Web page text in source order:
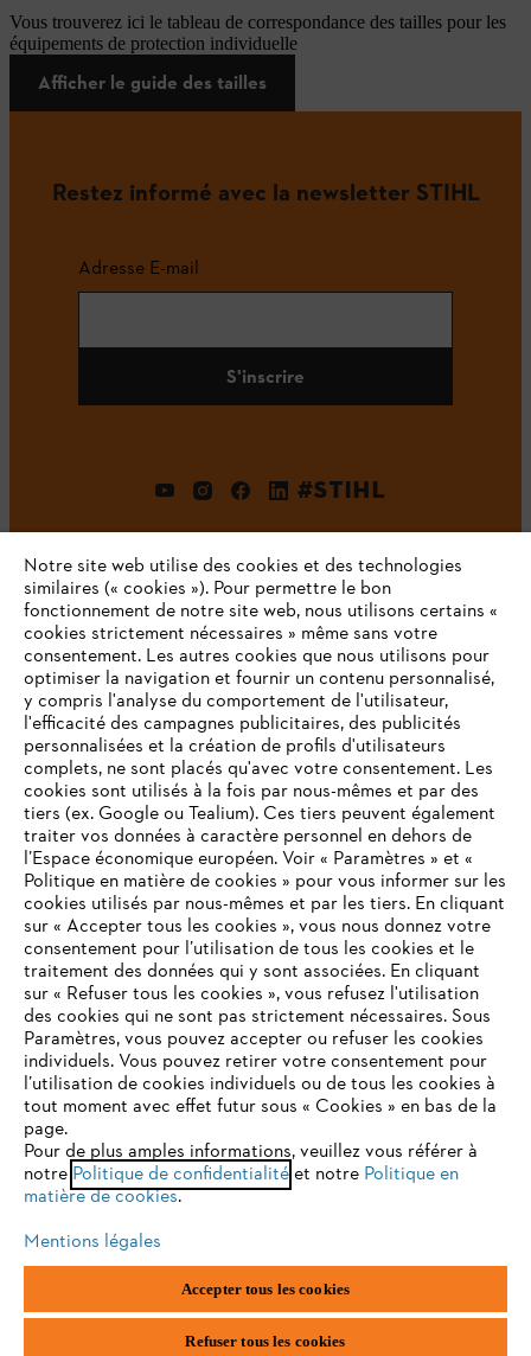
Vous trouverez ici le tableau de correspondance des tailles pour les
équipements de protection individuelle
Afficher le guide des tailles
Restez informé avec la newsletter STIHL
Adresse E-mail
S'inscrire
#STIHL
L'Entreprise
STIHL FAQ
Contact
Politique de protection des données
Mentions légales Utilisation des cookies
Informations juridiques
België/Belgique
VAT Number: BE 0427.714.768
VOTRE NAVIGATEUR INTERNET
N'EST PLUS PRIS EN CHARGE
Vous utilisez un navigateur Internet que nous ne prenons plus
en charge, et certaines fonctionnalités de notre site ne
peuvent fonctionner correctement. Pour une utilisation
optimale de notre site, nous vous recommandons de passer à
l'un des navigateurs suivants :
firefox chrome
edge
Notre site web utilise des cookies et des technologies
similaires (« cookies »). Pour permettre le bon
fonctionnement de notre site web, nous utilisons certains «
cookies strictement nécessaires » même sans votre
consentement. Les autres cookies que nous utilisons pour
optimiser la navigation et fournir un contenu personnalisé,
y compris l'analyse du comportement de l'utilisateur,
l'efficacité des campagnes publicitaires, des publicités
personnalisées et la création de profils d'utilisateurs
complets, ne sont placés qu'avec votre consentement. Les
cookies sont utilisés à la fois par nous-mêmes et par des
tiers (ex. Google ou Tealium). Ces tiers peuvent également
traiter vos données à caractère personnel en dehors de
l’Espace économique européen. Voir « Paramètres » et «
Politique en matière de cookies » pour vous informer sur les
cookies utilisés par nous-mêmes et par les tiers. En cliquant
sur « Accepter tous les cookies », vous nous donnez votre
consentement pour l’utilisation de tous les cookies et le
traitement des données qui y sont associées. En cliquant
sur « Refuser tous les cookies », vous refusez l'utilisation
des cookies qui ne sont pas strictement nécessaires. Sous
Paramètres, vous pouvez accepter ou refuser les cookies
individuels. Vous pouvez retirer votre consentement pour
l’utilisation de cookies individuels ou de tous les cookies à
tout moment avec effet futur sous « Cookies » en bas de la
page.
Pour de plus amples informations, veuillez vous référer à
notre Politique de confidentialitéet notre Politique en
matière de cookies.
Mentions légales
Accepter tous les cookies
Refuser tous les cookies